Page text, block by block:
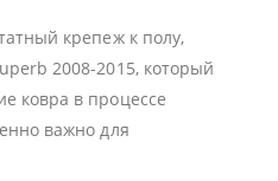
крепеж к полу,
2008-2015, который
ковра в процессе
важно для